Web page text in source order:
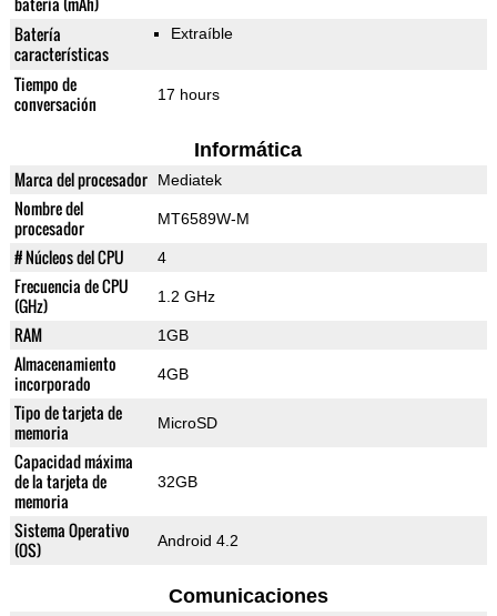
Batería
características
Extraíble
Tiempo de
conversación
17 hours
Informática
Marca del procesador Mediatek
Nombre del
procesador
MT6589W-M
# Núcleos del CPU 4
Frecuencia de CPU
(GHz)
1.2 GHz
RAM 1GB
Almacenamiento
incorporado
4GB
Tipo de tarjeta de
memoria
MicroSD
Capacidad máxima
de la tarjeta de
memoria
32GB
Sistema Operativo
(OS)
Android 4.2
Comunicaciones